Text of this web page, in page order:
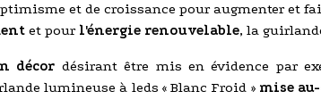
et de croissance pour augmenter et
et pour l'énergie renouvelable, la
décor désirant être mis en évidence par
lumineuse à leds « Blanc Froid » mise